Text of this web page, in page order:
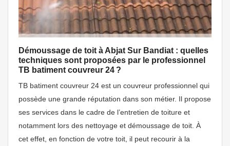
Démoussage de toit à Abjat Sur Bandiat : quelles
techniques sont proposées par le professionnel
TB batiment couvreur 24 ?
TB batiment couvreur 24 est un couvreur professionnel qui
possède une grande réputation dans son métier. Il propose
ses services dans le cadre de l’entretien de toiture et
notamment lors des nettoyage et démoussage de toit. À
cet effet, en fonction de votre toit, il peut recourir à la